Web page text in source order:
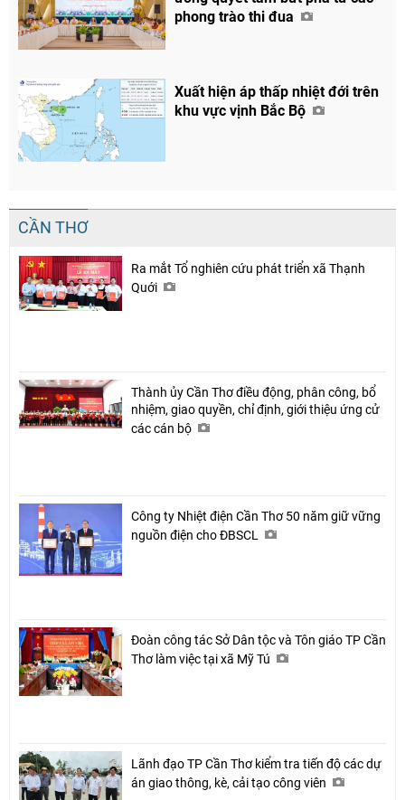
phong trào thi đua
Xuất hiện áp thấp nhiệt đới trên
khu vực vịnh Bắc Bộ
CẦN THƠ
Ra mắt Tổ nghiên cứu phát triển xã Thạnh
Quới
Thành ủy Cần Thơ điều động, phân công, bổ
nhiệm, giao quyền, chỉ định, giới thiệu ứng cử
các cán bộ
Công ty Nhiệt điện Cần Thơ 50 năm giữ vững
nguồn điện cho ĐBSCL
Đoàn công tác Sở Dân tộc và Tôn giáo TP Cần
Thơ làm việc tại xã Mỹ Tú
Lãnh đạo TP Cần Thơ kiểm tra tiến độ các dự
án giao thông, kè, cải tạo công viên